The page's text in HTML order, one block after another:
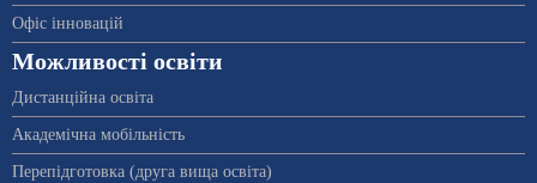
Офіс інновацій
Можливості освіти
Дистанційна освіта
Академічна мобільність
Перепідготовка (друга вища освіта)